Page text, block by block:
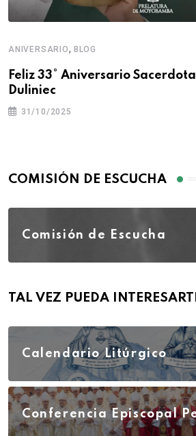
ANIVERSARIO, BLOG
Feliz 33° Aniversario
Duliniec
31/10/2025
COMISIÓN DE ESCUCHA
Comisión de Escucha
TAL VEZ PUEDA
Calendario Litúrgico
Conferencia Episcopal